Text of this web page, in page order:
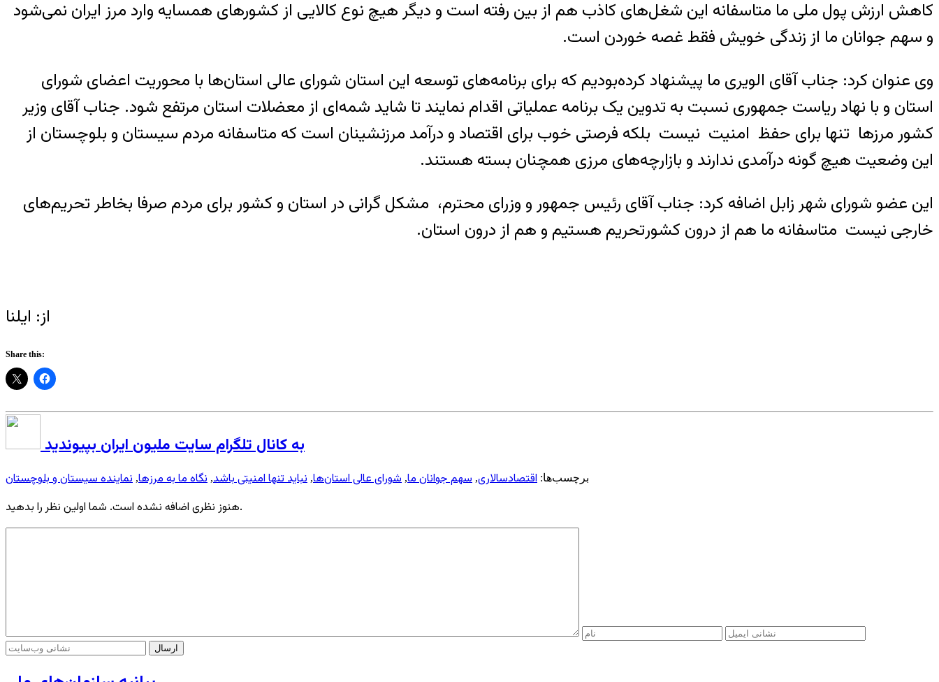
کاهش ارزش پول ملی ما متاسفانه این شغل‌های کاذب هم از بین رفته است و دیگر هیچ نوع کالایی از کشورهای همسایه وارد مرز ایران نمی‌شود
و سهم جوانان ما از زندگی خویش فقط غصه خوردن است.
وی عنوان کرد: جناب آقای الویری ما پیشنهاد کرده‌بودیم که برای برنامه‌های توسعه این استان شورای عالی استان‌ها با محوریت اعضای شورای
استان و با نهاد ریاست جمهوری نسبت به تدوین یک برنامه عملیاتی اقدام نمایند تا شاید شمه‌ای از معضلات استان مرتفع شود. جناب آقای وزیر
کشور مرزها تنها برای حفظ امنیت نیست بلکه فرصتی خوب برای اقتصاد و درآمد مرزنشینان است که متاسفانه مردم سیستان و بلوچستان از
این وضعیت هیچ گونه درآمدی ندارند و بازارچه‌های مرزی همچنان بسته هستند.
این عضو شورای شهر زابل اضافه کرد: جناب آقای رئیس جمهور و وزرای محترم، مشکل گرانی در استان و کشور برای مردم صرفا بخاطر تحریم‌های
خارجی نیست متاسفانه ما هم از درون کشور‌تحریم هستیم و هم از درون استان.
از: ایلنا
Share this:
به کانال تلگرام سایت ملیون ایران بپیوندید
برچسب‌ها: اقتصادسالاری, سهم جوانان ما, شورای عالی استان‌ها, نباید تنها امنیتی باشد, نگاه ما به مرزها, نماینده سیستان و بلوچستان
هنوز نظری اضافه نشده است. شما اولین نظر را بدهید.